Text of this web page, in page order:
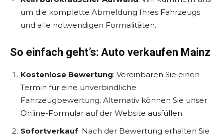
um die komplette Abmeldung Ihres Fahrzeugs
und alle notwendigen Formalitäten.
So einfach geht’s: Auto verkaufen Mainz
Kostenlose Bewertung: Vereinbaren Sie einen
Termin für eine unverbindliche
Fahrzeugbewertung. Alternativ können Sie unser
Online-Formular auf der Website ausfüllen.
Sofortverkauf: Nach der Bewertung erhalten Sie